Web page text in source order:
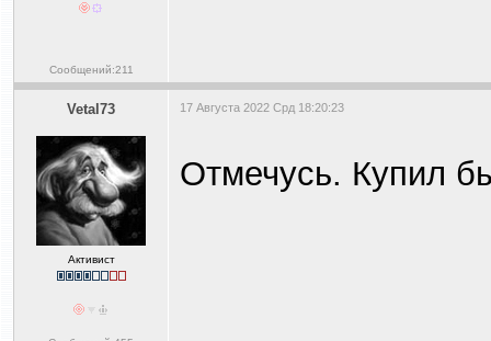
Сообщений:211
Vetal73
Активист
17 Августа 2022 Срд 18:20:23
Отмечусь. Купил